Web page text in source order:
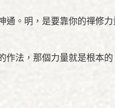
。明，是要靠你的禪修力
作法，那個力量就是根本